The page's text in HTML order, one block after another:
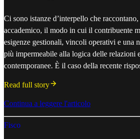
Ci sono istanze d’interpello che
accademico, il modo in cui il contribuente
esigenze gestionali, vincoli operativi e una
più impermeabile alla logica delle relazioni
contemporanee. È il caso della recente
Read full story
Continua a leggere l'articolo
Fisco